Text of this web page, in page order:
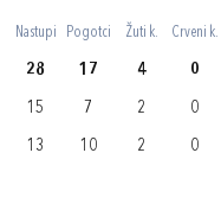
Nastupi Pogotci Žuti k. Crveni k.
28 17 4 0
15 7 2 0
13 10 2 0